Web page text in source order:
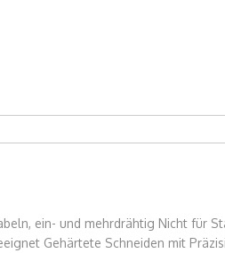
ein- und mehrdrähtig Nicht für
Gehärtete Schneiden mit